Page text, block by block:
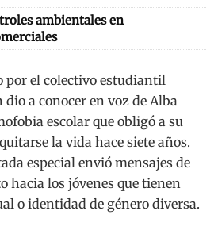
ambientales en
por el colectivo estudiantil
dio a conocer en voz de Alba
escolar que obligó a su
la vida hace siete años.
especial envió mensajes de
hacia los jóvenes que tienen
o identidad de género diversa.